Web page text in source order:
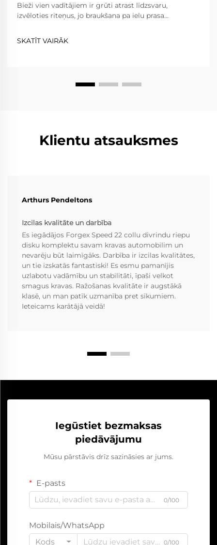
Bieži vien vadītājiem ir grūti atrast līdzsvaru,
izvēloties riteņus, jo braukšana pa ielu prasa
savukārt braukšana pa trasi prasa ārkārtēju vieglumu,
izturību un precizitāti. Kaltie riteņi...
SKATĪT VAIRĀK
Klientu atsauksmes
Arthurs Pendeltons
Izcilas kvalitāte un darbība
Es iegādājos Forgex Speed 22 collu divrindu riepu
disku komplektu savam kravas automobilim un
nevarēju būt laimīgāks. Darbība ir izcilas kvalitātes,
un tie izskatās fantastiski! Es esmu pamanījis
uzlabotu vadāmību un stabilitāti, īpaši velkot
smagus kravas. Ražošanas kvalitāte ir augstākā
klasē, un man patīk uzmanība pret sīkumiem.
Ieteicams karātājā veidā!
Iegūstiet bezmaksas
piedāvājumu
Mūsu pārstāvis drīz sazināsies ar jums.
E-pasts
0/100
Mobilais/WhatsApp
Kods
0/100